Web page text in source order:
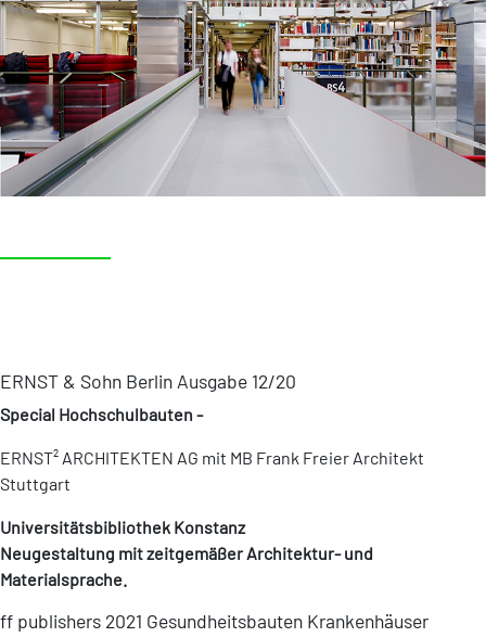
ERNST & Sohn Berlin Ausgabe 12/20
Special Hochschulbauten -
ERNST² ARCHITEKTEN AG mit MB Frank Freier Architekt
Stuttgart
Universitätsbibliothek Konstanz
Neugestaltung mit zeitgemäßer Architektur- und
Materialsprache.
ff publishers 2021 Gesundheitsbauten Krankenhäuser